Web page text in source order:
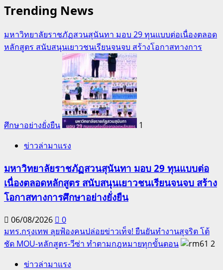
Trending News
มหาวิทยาลัยราชภัฏสวนสุนันทา มอบ 29 ทุนแบบต่อเนื่องตลอด
หลักสูตร สนับสนุนเยาวชนเรียนจนจบ สร้างโอกาสทางการ
ศึกษาอย่างยั่งยืน
1
ข่าวล่ามาแรง
มหาวิทยาลัยราชภัฏสวนสุนันทา มอบ 29 ทุนแบบต่อ
เนื่องตลอดหลักสูตร สนับสนุนเยาวชนเรียนจนจบ สร้าง
โอกาสทางการศึกษาอย่างยั่งยืน
06/08/2026
0
มทร.กรุงเทพ ลุยฟ้องคนปล่อยข่าวเท็จ! ยืนยันทำงานสุจริต โต้
ชัด MOU-หลักสูตร-วีซ่า ทำตามกฎหมายทุกขั้นตอน
2
ข่าวล่ามาแรง